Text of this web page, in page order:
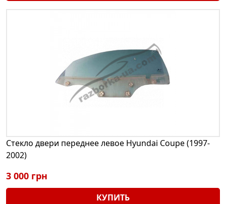
Стекло двери переднее левое Hyundai Coupe (1997-
2002)
3 000 грн
КУПИТЬ